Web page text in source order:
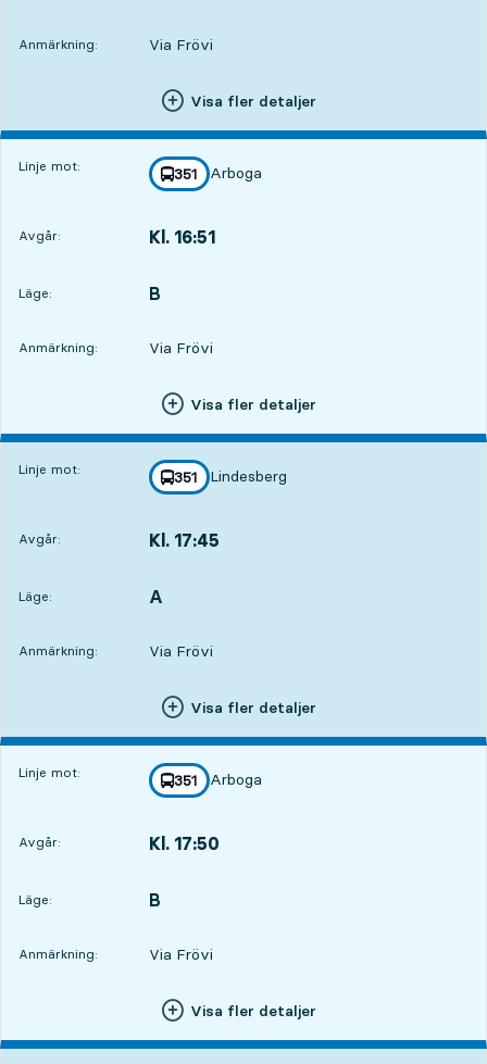
Anmärkning: Via Frövi
Visa fler detaljer
Linje mot: linje
351
mot
Arboga
,
Avgår: Kl. 16:51
Läge:
LÄGE, B
,
Anmärkning: Via Frövi
Visa fler detaljer
Linje mot: linje
351
mot
Lindesberg
,
Avgår: Kl. 17:45
Läge:
LÄGE, A
,
Anmärkning: Via Frövi
Visa fler detaljer
Linje mot: linje
351
mot
Arboga
,
Avgår: Kl. 17:50
Läge:
LÄGE, B
,
Anmärkning: Via Frövi
Visa fler detaljer